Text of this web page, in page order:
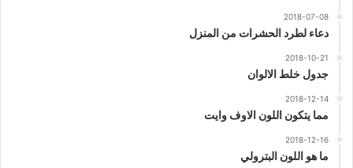
2018-07-08
دعاء لطرد الحشرات من المنزل
2018-10-21
جدول خلط الالوان
2018-12-14
مما يتكون اللون الاوف وايت
2018-12-16
ما هو اللون البترولي